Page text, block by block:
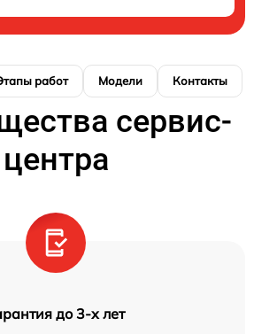
работ Модели Контакты
сервис-
центра
до 3-х лет